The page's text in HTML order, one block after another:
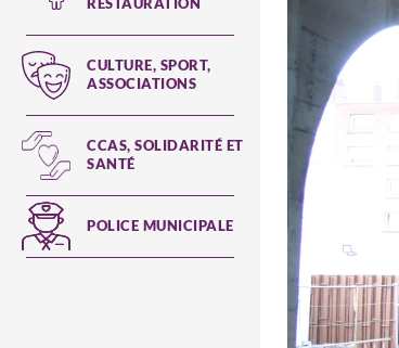
CULTURE, SPORT,
ASSOCIATIONS
CCAS, SOLIDARITÉ ET
SANTÉ
POLICE MUNICIPALE